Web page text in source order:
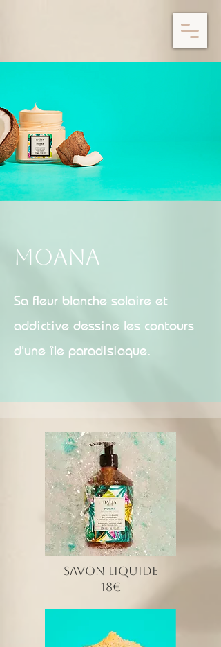
MOANA
Sa fleur blanche solaire et
addictive dessine les contours
d'une île paradisiaque.
SAVON LIQUIDE
18€